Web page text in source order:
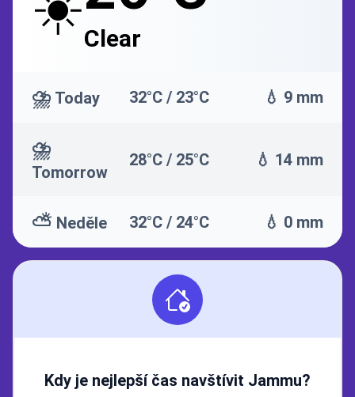
Clear
⛈️ Today 32°C / 23°C 💧 9 mm
⛈️
Tomorrow
28°C / 25°C 💧 14 mm
⛅ Neděle 32°C / 24°C 💧 0 mm
Kdy je nejlepší čas navštívit Jammu?